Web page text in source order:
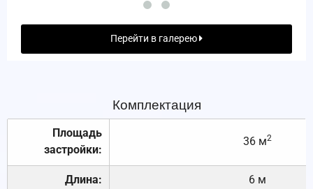
Перейти в галерею
Комплектация
Площадь
застройки:
36 м2
Длина: 6 м